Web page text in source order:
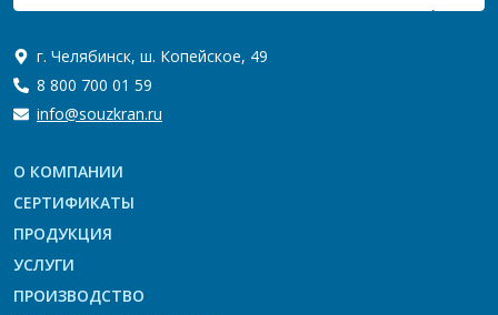
г. Челябинск, ш. Копейское, 49
8 800 700 01 59
info@souzkran.ru
О КОМПАНИИ
СЕРТИФИКАТЫ
ПРОДУКЦИЯ
УСЛУГИ
ПРОИЗВОДСТВО